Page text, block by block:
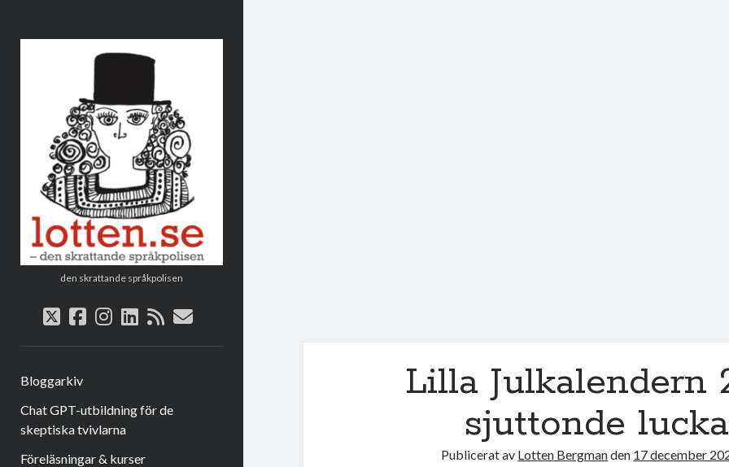
den skrattande språkpolisen
twitter
facebook
instagram
linkedin
rsse-
Bloggarkiv
Chat GPT-utbildning för de
skeptiska tvivlarna
Föreläsningar & kurser
Lilla Julkalendern
sjuttonde
Publicerat av Lotten Bergmanden 17 december